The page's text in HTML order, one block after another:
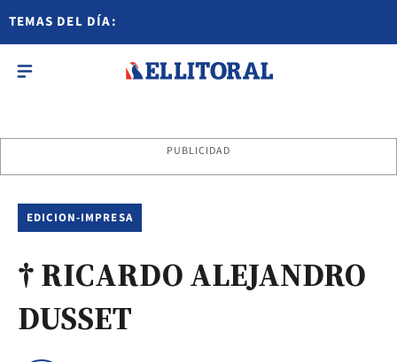
TEMAS DEL DÍA:
PUBLICIDAD
EDICION-IMPRESA
† RICARDO ALEJANDRO
DUSSET